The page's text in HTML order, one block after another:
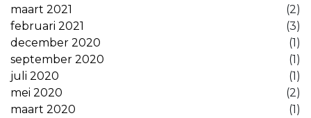
maart 2021
(2)
februari 2021
(3)
december 2020
(1)
september 2020
(1)
juli 2020
(1)
mei 2020
(2)
maart 2020
(1)